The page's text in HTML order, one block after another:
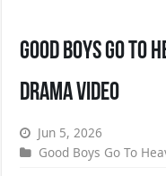
Good Boys Go To
Drama Video
Jun 5, 2026
Good Boys Go To